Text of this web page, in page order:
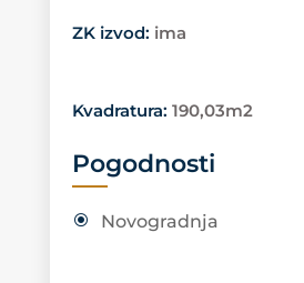
ZK izvod: ima
Kvadratura: 190,03m2
Pogodnosti
Novogradnja